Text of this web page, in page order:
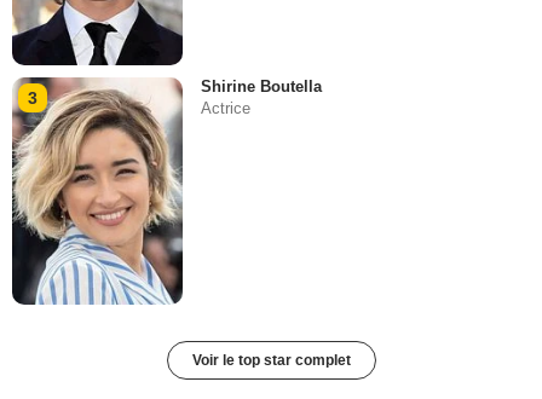
3
Shirine Boutella
Actrice
Voir le top star complet